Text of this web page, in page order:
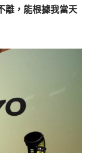
離，能根據我當天